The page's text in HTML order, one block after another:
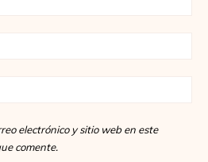
electrónico y sitio web en este
comente.